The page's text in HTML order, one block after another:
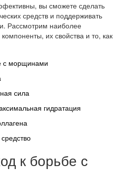
вы сможете сделать
средств и поддерживать
Рассмотрим наиболее
их свойства и то, как
с морщинами
сила
гидратация
к борьбе с